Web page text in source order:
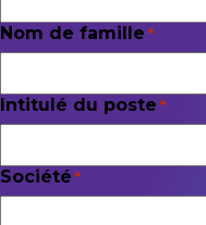
Nom de famille *
Intitulé du poste *
Société *